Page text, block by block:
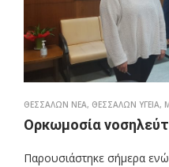
ΘΕΣΣΑΛΩΝ ΝΕΑ, ΘΕΣΣΑΛΩΝ ΥΓΕΙΑ,
Ορκωμοσία
Παρουσιάστηκε σήμερα